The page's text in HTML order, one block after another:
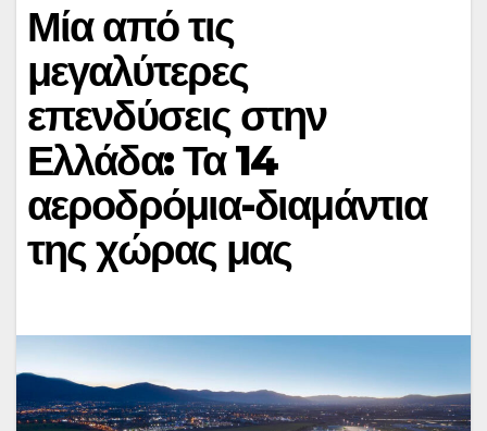
Μία από τις
μεγαλύτερες
επενδύσεις στην
Ελλάδα: Τα 14
αεροδρόμια-διαμάντια
της χώρας μας